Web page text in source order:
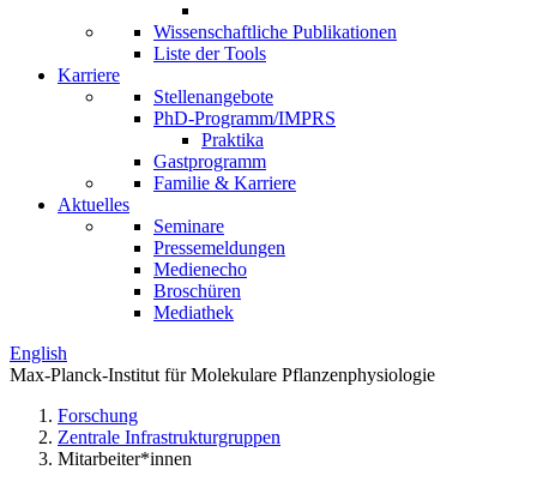
Wissenschaftliche Publikationen
Liste der Tools
Karriere
Stellenangebote
PhD-Programm/IMPRS
Praktika
Gastprogramm
Familie & Karriere
Aktuelles
Seminare
Pressemeldungen
Medienecho
Broschüren
Mediathek
English
Max-Planck-Institut für Molekulare Pflanzenphysiologie
Forschung
Zentrale Infrastrukturgruppen
Mitarbeiter*innen